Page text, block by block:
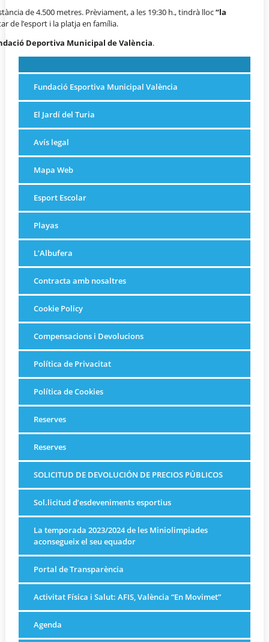
de 4.500 metres. Prèviament, a les 19:30 h., tindrà lloc“la
de l’esport i la platja en família.
Deportiva Municipal de València.
Fundació Esportiva Municipal València
El Jardí del Turia
Avís legal
Mapa Web
Esport Escolar
Playas
L’Albufera
Contracta amb nosaltres
Cookie Policy
Compensacions i Devolucions
Política de Privacitat
Política de Cookies
Reserves
Reserves
SOLICITUD DE DEVOLUCIÓN DE PRECIOS PÚBLICOS
Sol.licitud d’esdeveniments esportius
La temporada 2023/2024 de les Miniolimpiades
aconsegueix el seu equador
Portal de Transparència
Activitat Física i Salut: AFIS, València “En Movimet”
Agenda